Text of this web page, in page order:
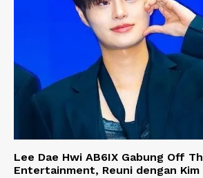
Lee Dae Hwi AB6IX Gabung Off
Entertainment, Reuni dengan Kim